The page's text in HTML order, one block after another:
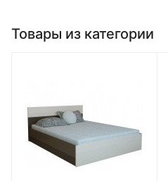
Товары из категории